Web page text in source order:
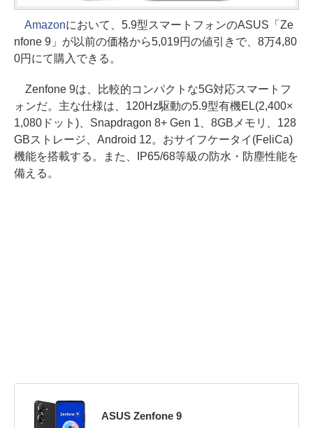
Amazonにおいて、5.9型スマートフォンのASUS「Ze
nfone 9」が以前の価格から5,019円の値引きで、8万4,80
0円にて購入できる。
Zenfone 9は、比較的コンパクトな5G対応スマートフ
ォンだ。主な仕様は、120Hz駆動の5.9型有機EL(2,400×
1,080ドット)、Snapdragon 8+ Gen 1、8GBメモリ、128
GBストレージ、Android 12。おサイフケータイ(FeliCa)
機能を搭載する。また、IP65/68等級の防水・防塵性能を
備える。
ASUS Zenfone 9